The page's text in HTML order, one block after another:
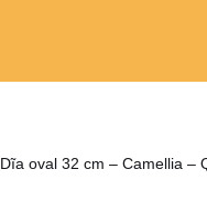
Dĩa oval 32 cm – Camellia –